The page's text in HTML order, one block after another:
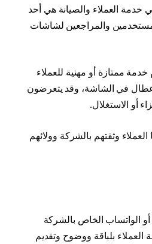
العملاء والصيانة هي أحد
والمراجعين لشاشات
ممتازة أو مهنية للعملاء
في الشاشة، وقد يتعرضون
أو الاستغلال.
وثقتهم بالشركة وولائهم
الواتساب الخاص بالشركة
بلباقة ووضوح وتقديم